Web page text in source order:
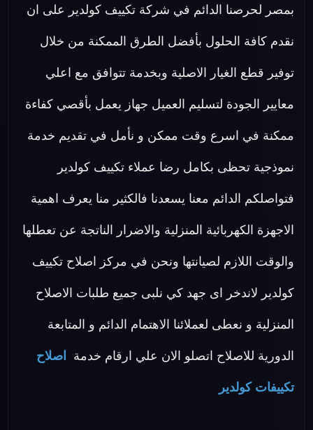
بمصر لحرصنا الدائم في شركة تكييف كولدير على ان
نقدم كافة الحلول بأفضل الطرق الممكنة من خلال
توفير قطع الغيار الاصلية وبخدمة تتوافق مع اعلي
معايير الجودة لتسليم العميل جهاز يعمل بأقصي كفاءة
ممكنة في اسرع وقت ممكن و نأمل في تقديم خدمة
نموذجية تحظى بكامل رضا عملاء تكييف كولدير
فتواصلكم الدائم معنا يسعدنا فالكثير منا يعرف اهمية
الاجهزة الكهربائية المنزلية والاضرار الناتجة عن تعطلها
والوقت اللازم لصيانتها ونحن في مركز اصلاح تكييف
كولدير لاندخر اى جهد كي نلبى جميع طلبات الاصلاح
المنزلية و نعطى لعملائنا الاهتمام الدائم و المتابعة
الدورية للاصلاح اتصلو الان علي ارقام خدمة اصلاح
تكييفات كولدير